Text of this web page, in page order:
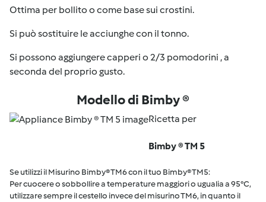
Ottima per bollito o come base sui crostini.
Si può sostituire le acciunghe con il tonno.
Si possono aggiungere capperi o 2/3 pomodorini , a
seconda del proprio gusto.
Modello di Bimby ®
Ricetta per
Bimby ® TM 5
Se utilizzi il Misurino Bimby® TM6 con il tuo Bimby® TM5:
Per cuocere o sobbollire a temperature maggiori o ugualia a 95°C,
utilizzare sempre il cestello invece del misurino TM6, in quanto il